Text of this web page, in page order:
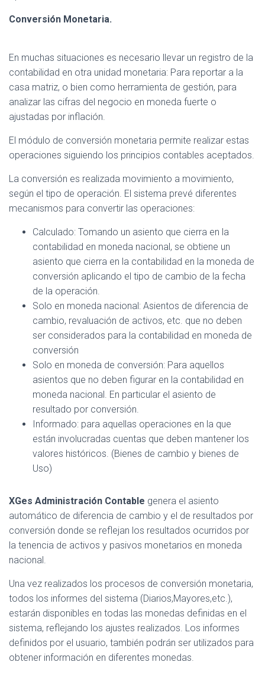
Conversión Monetaria.
En muchas situaciones es necesario llevar un registro de la
contabilidad en otra unidad monetaria: Para reportar a la
casa matriz, o bien como herramienta de gestión, para
analizar las cifras del negocio en moneda fuerte o
ajustadas por inflación.
El módulo de conversión monetaria permite realizar estas
operaciones siguiendo los principios contables aceptados.
La conversión es realizada movimiento a movimiento,
según el tipo de operación. El sistema prevé diferentes
mecanismos para convertir las operaciones:
Calculado: Tomando un asiento que cierra en la
contabilidad en moneda nacional, se obtiene un
asiento que cierra en la contabilidad en la moneda de
conversión aplicando el tipo de cambio de la fecha
de la operación.
Solo en moneda nacional: Asientos de diferencia de
cambio, revaluación de activos, etc. que no deben
ser considerados para la contabilidad en moneda de
conversión
Solo en moneda de conversión: Para aquellos
asientos que no deben figurar en la contabilidad en
moneda nacional. En particular el asiento de
resultado por conversión.
Informado: para aquellas operaciones en la que
están involucradas cuentas que deben mantener los
valores históricos. (Bienes de cambio y bienes de
Uso)
XGes Administración Contable genera el asiento
automático de diferencia de cambio y el de resultados por
conversión donde se reflejan los resultados ocurridos por
la tenencia de activos y pasivos monetarios en moneda
nacional.
Una vez realizados los procesos de conversión monetaria,
todos los informes del sistema (Diarios,Mayores,etc.),
estarán disponibles en todas las monedas definidas en el
sistema, reflejando los ajustes realizados. Los informes
definidos por el usuario, también podrán ser utilizados para
obtener información en diferentes monedas.